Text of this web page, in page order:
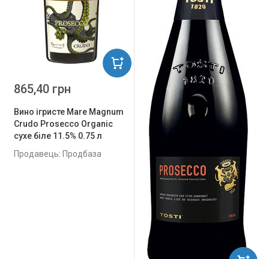
Вино ігристе Mare Magnum
Crudo Prosecco Organic
сухе біле 11.5% 0.75 л
Продавець: Продбаза
865,40 грн